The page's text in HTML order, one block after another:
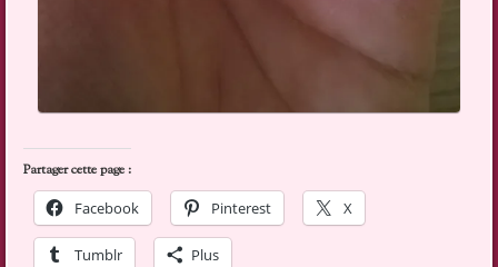
Partager cette page :
Facebook
Pinterest X
Tumblr Plus